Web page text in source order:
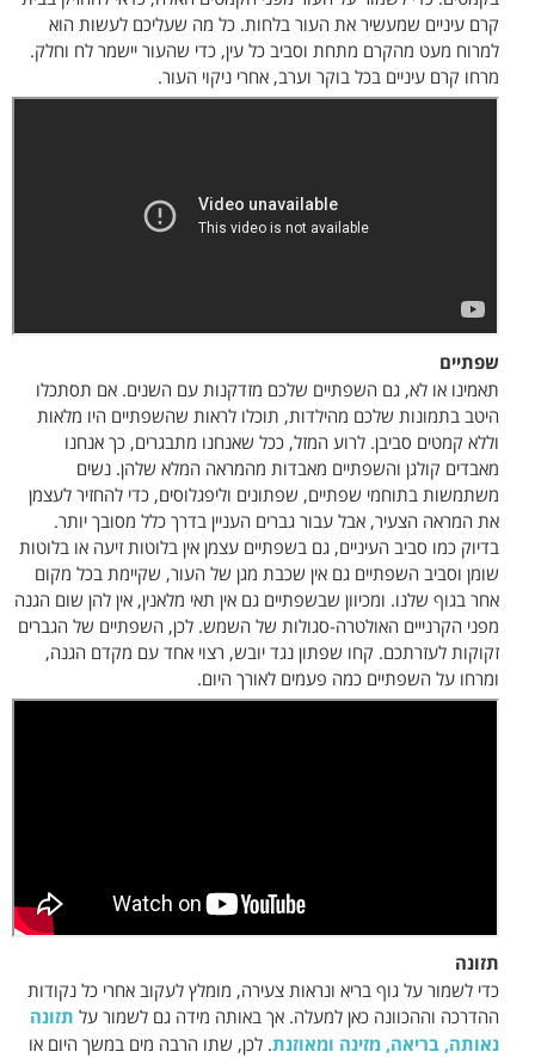
קרם עיניים שמעשיר את העור בלחות. כל מה שעליכם לעשות הוא
למרוח מעט מהקרם מתחת וסביב כל עין, כדי שהעור יישמר לח וחלק.
מרחו קרם עיניים בכל בוקר וערב, אחרי ניקוי העור.
שפתיים
תאמינו או לא, גם השפתיים שלכם מזדקנות עם השנים. אם תסתכלו
היטב בתמונות שלכם מהילדות, תוכלו לראות שהשפתיים היו מלאות
וללא קמטים סביבן. לרוע המזל, ככל שאנחנו מתבגרים, כך אנחנו
מאבדים קולגן והשפתיים מאבדות מהמראה המלא שלהן. נשים
משתמשות בתוחמי שפתיים, שפתונים וליפגלוסים, כדי להחזיר לעצמן
את המראה הצעיר, אבל עבור גברים העניין בדרך כלל מסובך יותר.
בדיוק כמו סביב העיניים, גם בשפתיים עצמן אין בלוטות זיעה או בלוטות
שומן וסביב השפתיים גם אין שכבת מגן של העור, שקיימת בכל מקום
אחר בגוף שלנו. ומכיוון שבשפתיים גם אין תאי מלאנין, אין להן שום הגנה
מפני הקרנייים האולטרה-סגולות של השמש. לכן, השפתיים של הגברים
זקוקות לעזרתכם. קחו שפתון נגד יובש, רצוי אחד עם מקדם הגנה,
ומרחו על השפתיים כמה פעמים לאורך היום.
תזונה
כדי לשמור על גוף בריא ונראות צעירה, מומלץ לעקוב אחרי כל נקודות
ההדרכה וההכוונה כאן למעלה. אך באותה מידה גם לשמור על תזונה
נאותה, בריאה, מזינה ומאוזנת. לכן, שתו הרבה מים במשך היום או